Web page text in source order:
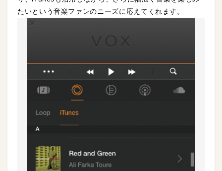
たいという音楽ファンのニーズに応えてくれます。